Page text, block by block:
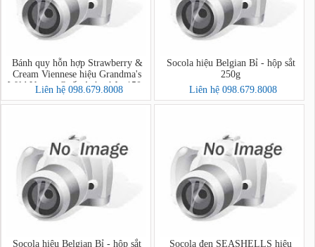
Bánh quy hỗn hợp Strawberry &
Cream Viennese hiệu Grandma's
Wild Vương Quốc Anh - hộp 150g
Liên hệ 098.679.8008
Socola hiệu Belgian Bỉ - hộp sắt
250g
Liên hệ 098.679.8008
Socola hiệu Belgian Bỉ - hộp sắt Socola đen SEASHELLS hiệu